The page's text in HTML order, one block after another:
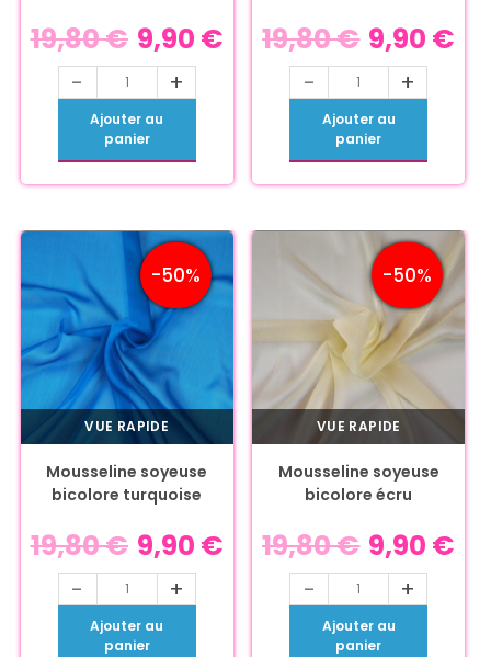
19,80€ 9,90 €
- +
Ajouter au
panier
19,80€ 9,90 €
- +
Ajouter au
panier
-50%
VUE RAPIDE
Mousseline soyeuse
bicolore turquoise
19,80€ 9,90 €
- +
Ajouter au
panier
-50%
VUE RAPIDE
Mousseline soyeuse
bicolore écru
19,80€ 9,90 €
- +
Ajouter au
panier